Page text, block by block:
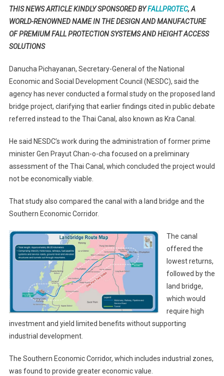
Proposed
Project
THIS NEWS ARTICLE KINDLY SPONSORED BYFALLPROTEC, A
WORLD-RENOWNED NAME IN THE DESIGN AND MANUFACTURE
OF PREMIUM FALL PROTECTION SYSTEMS AND HEIGHT ACCESS
SOLUTIONS
Danucha Pichayanan, Secretary-General of the National
Economic and Social Development Council (NESDC), said the
agency has never conducted a formal study on the proposed land
bridge project, clarifying that earlier findings cited in public debate
referred instead to the Thai Canal, also known as Kra Canal.
He said NESDC’s work during the administration of former prime
minister Gen Prayut Chan-o-cha focused on a preliminary
assessment of the Thai Canal, which concluded the project would
not be economically viable.
That study also compared the canal with a land bridge and the
Southern Economic Corridor.
The canal
offered the
lowest returns,
followed by the
land bridge,
which would
require high
investment and yield limited benefits without supporting
industrial development.
The Southern Economic Corridor, which includes industrial zones,
was found to provide greater economic value.